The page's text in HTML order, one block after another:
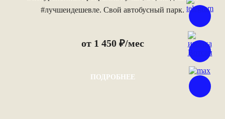
#лучшеидешевле. Свой автобусный парк.
от 1 450 ₽/мес
ПОДРОБНЕЕ